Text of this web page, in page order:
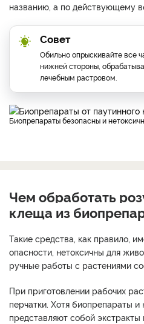
названию, а по действующему
Совет
Обильно опрыскивайте все
нижней стороны,
лечебным растровом.
Биопрепараты безопасны и
Чем обработать
клеща из
Такие средства, как правило,
опасности, нетоксичны для
ручные работы с растениями
При приготовлении рабочих
перчатки. Хотя биопрепараты
представляют собой экстракты